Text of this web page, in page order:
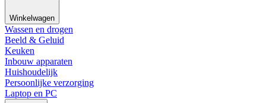
Winkelwagen
Wassen en drogen
Beeld & Geluid
Keuken
Inbouw apparaten
Huishoudelijk
Persoonlijke verzorging
Laptop en PC